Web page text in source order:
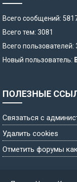
Всего сообщений:
Всего тем: 3081
Всего пользователей:
Новый пользователь:
ПОЛЕЗНЫЕ
Связаться с
Удалить cookies
Отметить форумы